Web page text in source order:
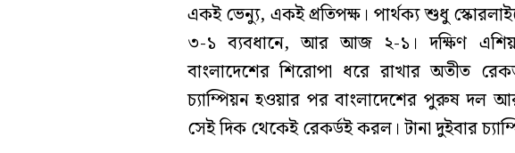
একই ভেন্যু, একই প্রতিপক্ষ। পার্থক্য শুধু
৩-১ ব্যবধানে, আর আজ ২-১। দক্ষিণ
বাংলাদেশের শিরোপা ধরে রাখার অতীত
চ্যাম্পিয়ন হওয়ার পর বাংলাদেশের পুরুষ দল
সেই দিক থেকেই রেকর্ডই করল। টানা দুইবার